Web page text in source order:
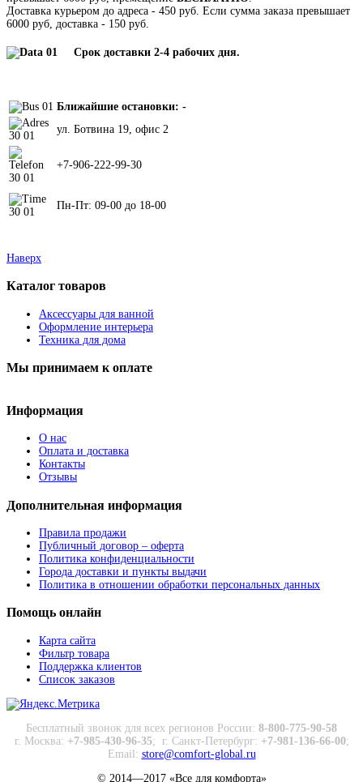
Доставка курьером до адреса - 450 руб. Если сумма заказа превышает
6000 руб, доставка - 150 руб.
Срок доставки 2-4 рабочих дня.
Ближайшие остановки: -
ул. Ботвина 19, офис 2
+7-906-222-99-30
Пн-Пт: 09-00 до 18-00
Наверх
Каталог товаров
Аксессуары для ванной
Оформление интерьера
Техника для дома
Мы принимаем к оплате
Информация
О нас
Оплата и доставка
Контакты
Отзывы
Дополнительная информация
Правила продажи
Публичный договор – оферта
Политика конфиденциальности
Города доставки и пункты выдачи
Политика в отношении обработки персональных данных
Помощь онлайн
Карта сайта
Фильтр товара
Поддержка клиентов
Список заказов
Бесплатный звонок для всех регионов России: 8-800-775-90-58
г. Москва: +7-985-430-96-35; г. Санкт-Петербург: +7-981-136-66-00;
Email: store@comfort-global.ru
© 2014—2017 «Все для комфорта»